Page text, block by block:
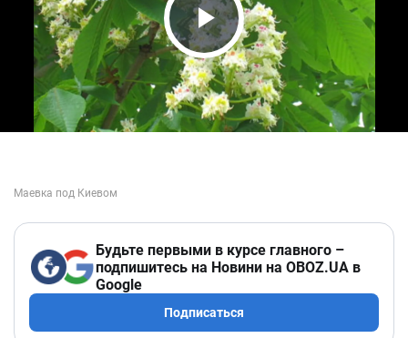
Play Video
Будьте первыми в курсе главного –
подпишитесь на Новини на OBOZ.UA в
Google
Подписаться